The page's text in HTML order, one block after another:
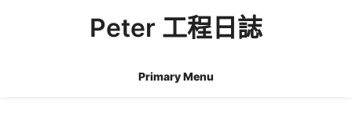
Peter 工程日誌
Primary Menu